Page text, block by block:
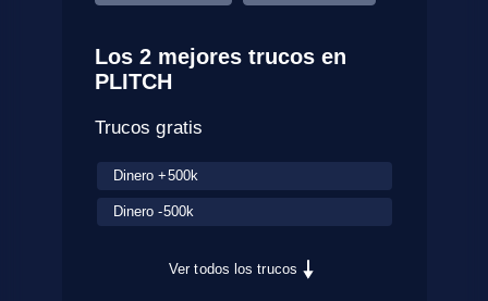
Los 2 mejores trucos en
PLITCH
Trucos gratis
Dinero +500k
Dinero -500k
Ver todos los trucos